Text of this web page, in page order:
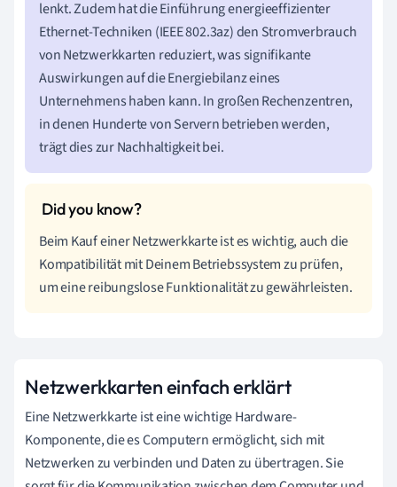
lenkt. Zudem hat die Einführung energieeffizienter
Ethernet-Techniken (IEEE 802.3az) den Stromverbrauch
von Netzwerkkarten reduziert, was signifikante
Auswirkungen auf die Energiebilanz eines
Unternehmens haben kann. In großen Rechenzentren,
in denen Hunderte von Servern betrieben werden,
trägt dies zur Nachhaltigkeit bei.
Beim Kauf einer Netzwerkkarte ist es wichtig, auch die
Kompatibilität mit Deinem Betriebssystem zu prüfen,
um eine reibungslose Funktionalität zu gewährleisten.
Netzwerkkarten einfach erklärt
Eine Netzwerkkarte ist eine wichtige Hardware-
Komponente, die es Computern ermöglicht, sich mit
Netzwerken zu verbinden und Daten zu übertragen. Sie